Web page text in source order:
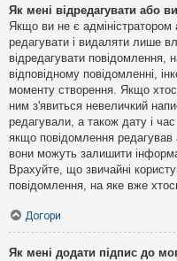
Як мені відредагувати або
Якщо ви не є
редагувати і видаляти лише
відредагувати повідомлення,
відповідному повідомленні,
моменту створення. Якщо
ним з'явиться невеличкий
редагували, а також дату і
якщо повідомлення редагував
вони можуть залишити
Врахуйте, що звичайні
повідомлення, на яке вже
Догори
Як мені додати підпис до